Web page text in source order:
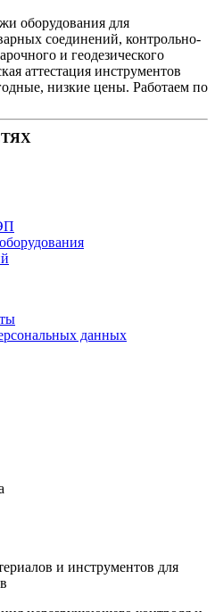
оборудования для
соединений, контрольно-
и геодезического
аттестация инструментов
низкие цены. Работаем по
данных
и инструментов для